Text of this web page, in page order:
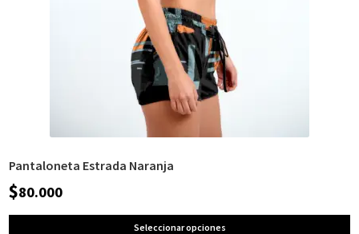
Pantaloneta Estrada Naranja
$80.000
Seleccionar opciones